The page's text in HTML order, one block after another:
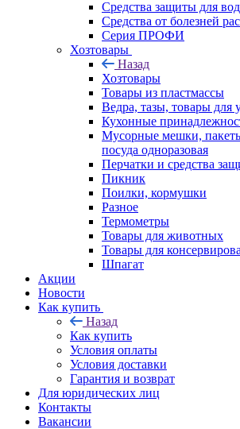
Средства защиты для
Средства от болезней
Серия ПРОФИ
Хозтовары
Назад
Хозтовары
Товары из пластмассы
Ведра, тазы, товары для
Кухонные
Мусорные мешки,
посуда одноразовая
Перчатки и средства
Пикник
Поилки, кормушки
Разное
Термометры
Товары для животных
Товары для
Шпагат
Акции
Новости
Как купить
Назад
Как купить
Условия оплаты
Условия доставки
Гарантия и возврат
Для юридических лиц
Контакты
Вакансии